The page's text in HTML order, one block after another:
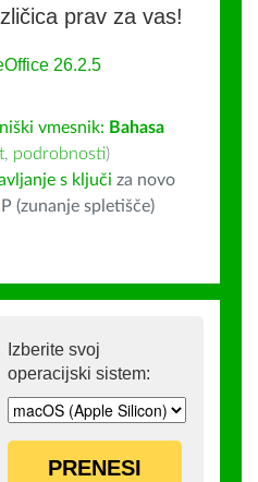
prav za vas!
26.2.5
vmesnik: Bahasa
, podrobnosti)
s ključi za novo
(zunanje spletišče)
Izberite svoj
operacijski sistem:
PRENESI